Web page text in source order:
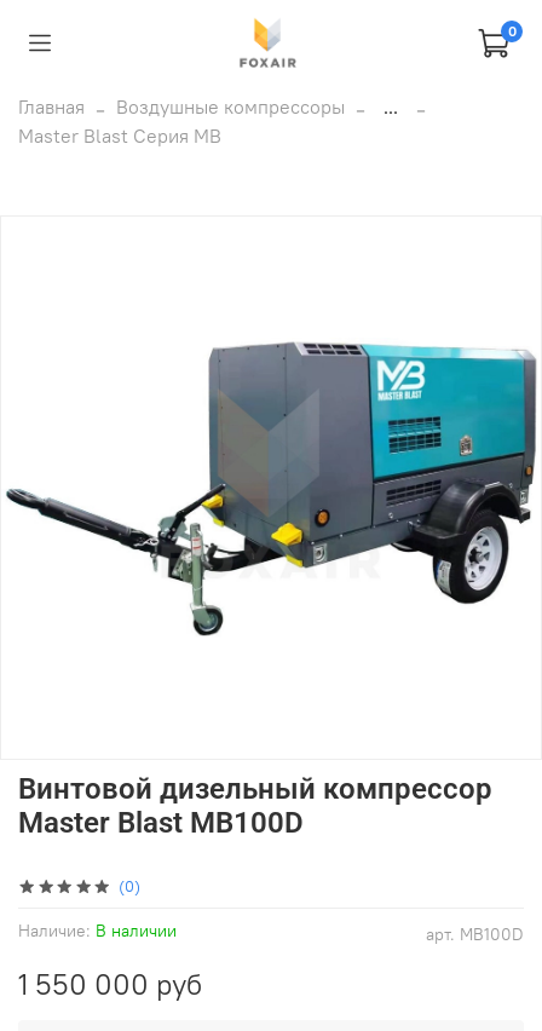
0
Главная Воздушные компрессоры
...
Master Blast Серия MB
(0)
арт. MB100D
Наличие: В наличии
Винтовой дизельный компрессор
Master Blast MB100D
1 550 000 руб